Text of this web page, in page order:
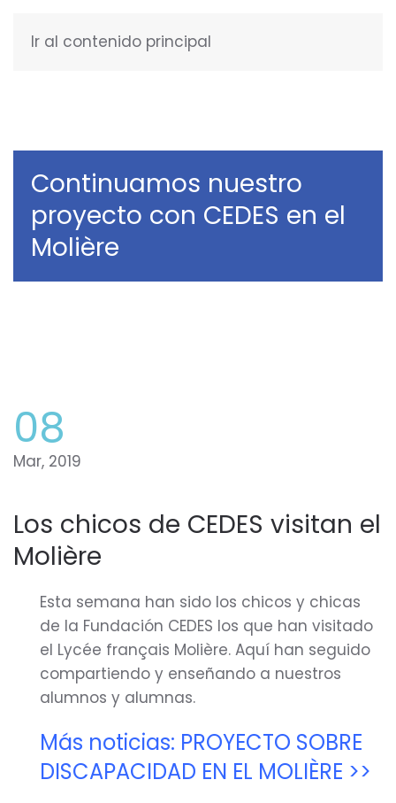
Ir al contenido principal
Continuamos nuestro
proyecto con CEDES en el
Molière
08
Mar, 2019
Los chicos de CEDES visitan el
Molière
Esta semana han sido los chicos y chicas
de la Fundación CEDES los que han visitado
el Lycée français Molière. Aquí han seguido
compartiendo y enseñando a nuestros
alumnos y alumnas.
Más noticias: PROYECTO SOBRE
DISCAPACIDAD EN EL MOLIÈRE >>